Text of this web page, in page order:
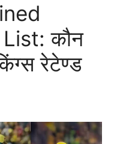
कौन
रेटेण्ड